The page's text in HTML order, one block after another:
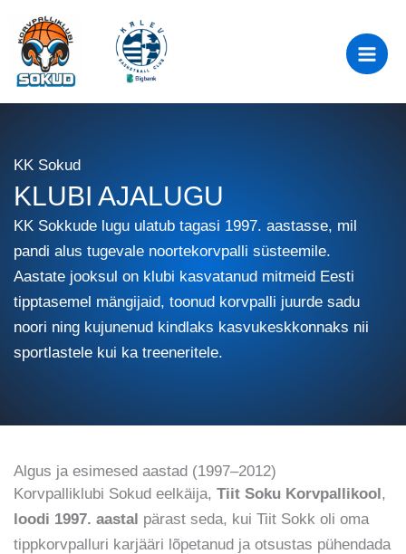
content
KK Sokud
KLUBI AJALUGU
KK Sokkude lugu ulatub tagasi 1997. aastasse, mil
pandi alus tugevale noortekorvpalli süsteemile.
Aastate jooksul on klubi kasvatanud mitmeid Eesti
tipptasemel mängijaid, toonud korvpalli juurde sadu
noori ning kujunenud kindlaks kasvukeskkonnaks nii
sportlastele kui ka treeneritele.
Algus ja esimesed aastad (1997–2012)
Korvpalliklubi Sokud eelkäija, Tiit Soku Korvpallikool,
loodi 1997. aastal pärast seda, kui Tiit Sokk oli oma
tippkorvpalluri karjääri lõpetanud ja otsustas pühendada